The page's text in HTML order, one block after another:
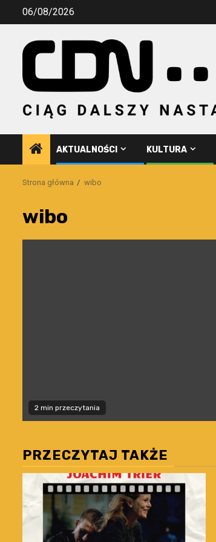
Przejdź06/08/2026
AKTUALNOŚCI KULTURA
Strona główna wibo
wibo
2 min przeczytania
PRZECZYTAJ TAKŻE